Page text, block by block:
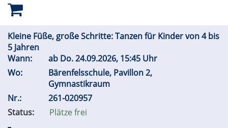
Kleine Füße, große Schritte: Tanzen für Kinder von 4 bis
5 Jahren
Wann:
ab Do.24.09.2026, 15:45 Uhr
Wo:
Bärenfelsschule, Pavillon 2,
Gymnastikraum
Nr.:
261-020957
Status:
Plätze frei